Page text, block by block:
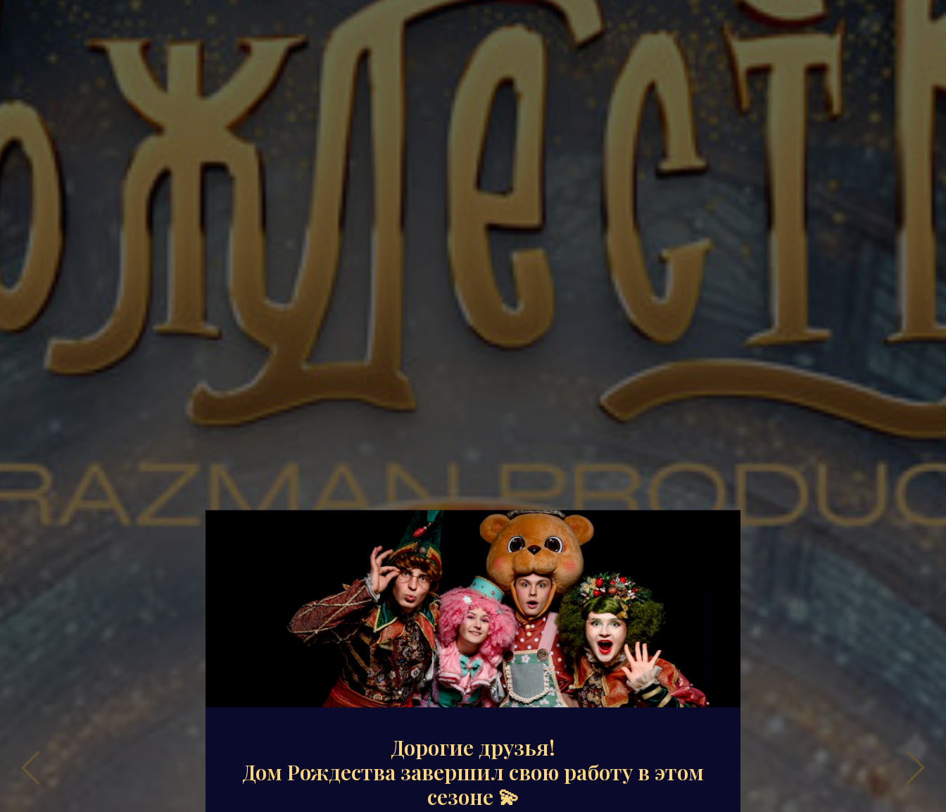
Дорогие друзья!
Дом Рождества завершил свою работу в этом
сезоне 💫